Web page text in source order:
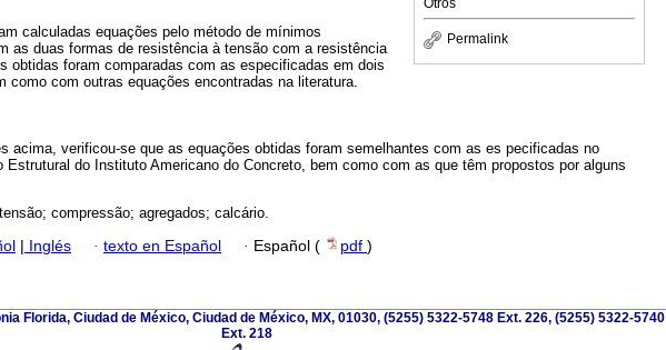
Otros
Permalink
calculadas equações pelo método de mínimos
as duas formas de resistência à tensão com a resistência
obtidas foram comparadas com as especificadas em dois
como com outras equações encontradas na literatura.
acima, verificou-se que as equações obtidas foram semelhantes com as es pecificadas no
Estrutural do Instituto Americano do Concreto, bem como com as que têm propostos por alguns
compressão; agregados; calcário.
Inglés · texto en Español · Español ( pdf )
Florida, Ciudad de México, Ciudad de México, MX, 01030, (5255) 5322-5748 Ext. 226, (5255) 5322-5740
Ext. 218